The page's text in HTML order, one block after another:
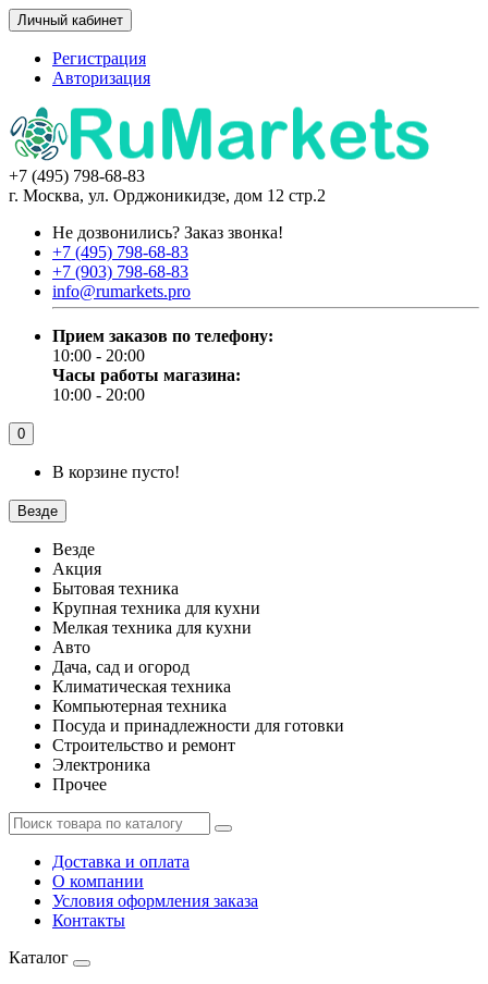
Личный кабинет
Регистрация
Авторизация
+7 (495) 798-68-83
г. Москва, ул. Орджоникидзе, дом 12 стр.2
Не дозвонились? Заказ звонка!
+7 (495) 798-68-83
+7 (903) 798-68-83
info@rumarkets.pro
Прием заказов по телефону:
10:00 - 20:00
Часы работы магазина:
10:00 - 20:00
0
В корзине пусто!
Везде
Везде
Акция
Бытовая техника
Крупная техника для кухни
Мелкая техника для кухни
Авто
Дача, сад и огород
Климатическая техника
Компьютерная техника
Посуда и принадлежности для готовки
Строительство и ремонт
Электроника
Прочее
Доставка и оплата
О компании
Условия оформления заказа
Контакты
Каталог